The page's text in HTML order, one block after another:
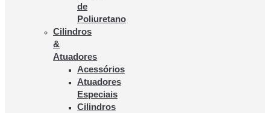
de
Poliuretano
Cilindros
&
Atuadores
Acessórios
Atuadores
Especiais
Cilindros